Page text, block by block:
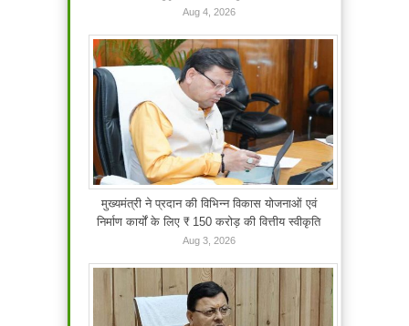
Aug 4, 2026
मुख्यमंत्री ने प्रदान की विभिन्न विकास योजनाओं एवं
निर्माण कार्यों के लिए ₹ 150 करोड़ की वित्तीय स्वीकृति
Aug 3, 2026